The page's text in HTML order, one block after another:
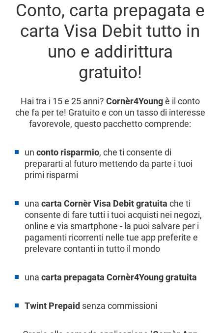
Conto, carta prepagata e
carta Visa Debit tutto in
uno e addirittura
gratuito!
Hai tra i 15 e 25 anni? Cornèr4Youngè il conto
che fa per te! Gratuito e con un tasso di interesse
favorevole, questo pacchetto comprende:
un conto risparmio, che ti consente di
prepararti al futuro mettendo da parte i tuoi
primi risparmi
una carta Cornèr Visa Debit gratuita che ti
consente di fare tutti i tuoi acquisti nei negozi,
online e via smartphone - la puoi salvare per i
pagamenti ricorrenti nelle tue app preferite e
prelevare contanti in tutto il mondo
una carta prepagata Cornèr4Young gratuita
Twint Prepaid senza commissioni